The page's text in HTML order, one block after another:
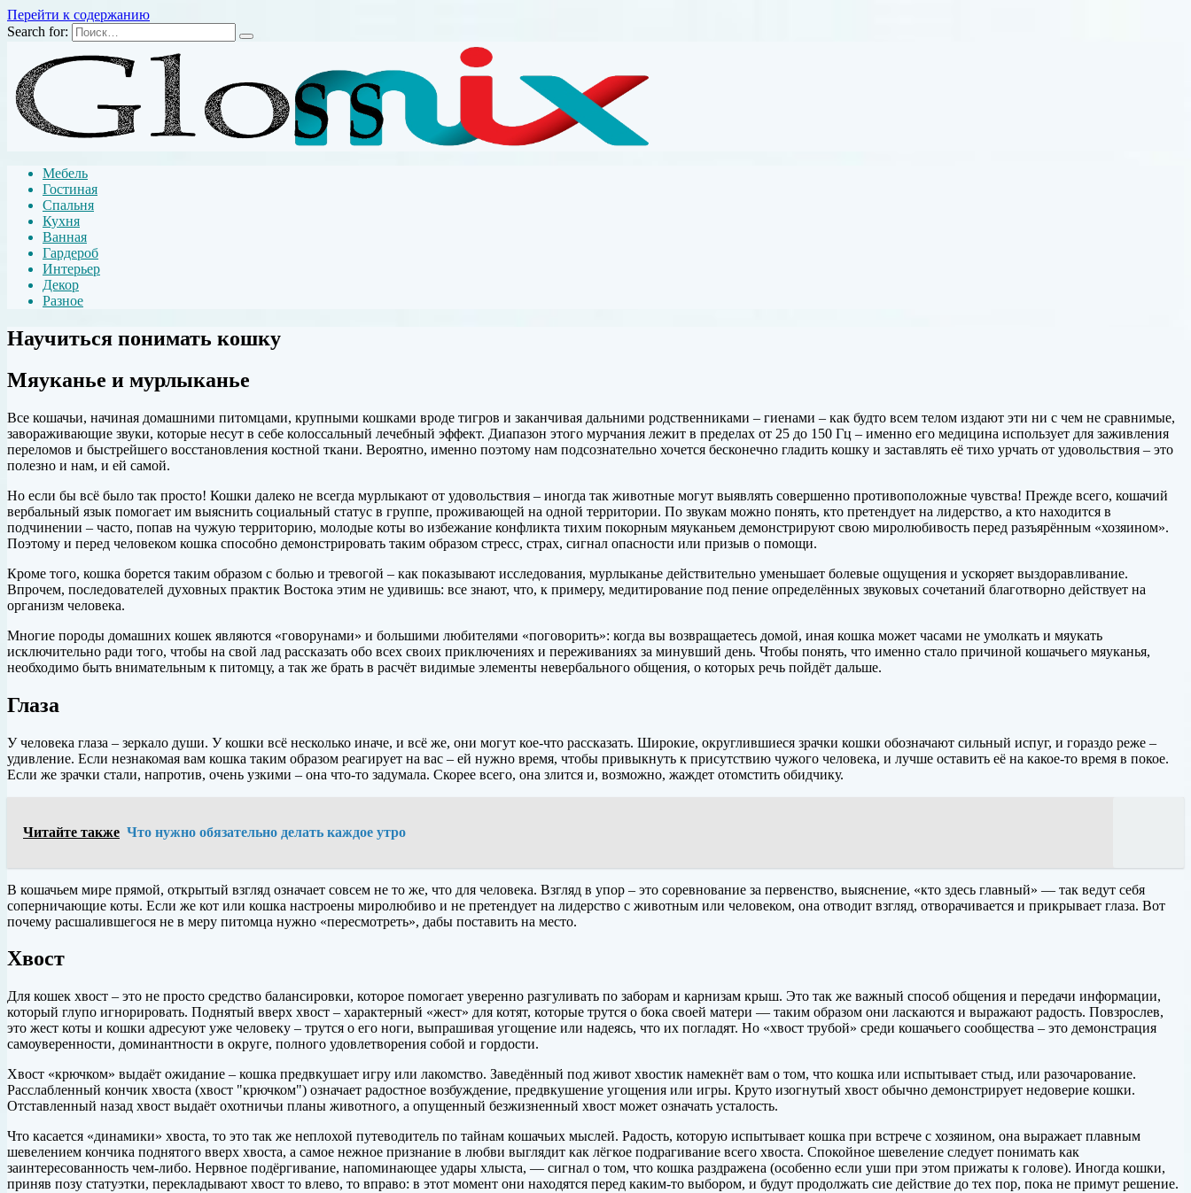
Перейти к содержанию
Search for:
Мебель
Гостиная
Спальня
Кухня
Ванная
Гардероб
Интерьер
Декор
Разное
Научиться понимать кошку
Мяуканье и мурлыканье
Все кошачьи, начиная домашними питомцами, крупными кошками вроде тигров и заканчивая дальними родственниками – гиенами – как будто всем телом издают эти ни с чем не сравнимые,
завораживающие звуки, которые несут в себе колоссальный лечебный эффект. Диапазон этого мурчания лежит в пределах от 25 до 150 Гц – именно его медицина использует для заживления
переломов и быстрейшего восстановления костной ткани. Вероятно, именно поэтому нам подсознательно хочется бесконечно гладить кошку и заставлять её тихо урчать от удовольствия – это
полезно и нам, и ей самой.
Но если бы всё было так просто! Кошки далеко не всегда мурлыкают от удовольствия – иногда так животные могут выявлять совершенно противоположные чувства! Прежде всего, кошачий
вербальный язык помогает им выяснить социальный статус в группе, проживающей на одной территории. По звукам можно понять, кто претендует на лидерство, а кто находится в
подчинении – часто, попав на чужую территорию, молодые коты во избежание конфликта тихим покорным мяуканьем демонстрируют свою миролюбивость перед разъярённым «хозяином».
Поэтому и перед человеком кошка способно демонстрировать таким образом стресс, страх, сигнал опасности или призыв о помощи.
Кроме того, кошка борется таким образом с болью и тревогой – как показывают исследования, мурлыканье действительно уменьшает болевые ощущения и ускоряет выздоравливание.
Впрочем, последователей духовных практик Востока этим не удивишь: все знают, что, к примеру, медитирование под пение определённых звуковых сочетаний благотворно действует на
организм человека.
Многие породы домашних кошек являются «говорунами» и большими любителями «поговорить»: когда вы возвращаетесь домой, иная кошка может часами не умолкать и мяукать
исключительно ради того, чтобы на свой лад рассказать обо всех своих приключениях и переживаниях за минувший день. Чтобы понять, что именно стало причиной кошачьего мяуканья,
необходимо быть внимательным к питомцу, а так же брать в расчёт видимые элементы невербального общения, о которых речь пойдёт дальше.
Глаза
У человека глаза – зеркало души. У кошки всё несколько иначе, и всё же, они могут кое-что рассказать. Широкие, округлившиеся зрачки кошки обозначают сильный испуг, и гораздо реже –
удивление. Если незнакомая вам кошка таким образом реагирует на вас – ей нужно время, чтобы привыкнуть к присутствию чужого человека, и лучше оставить её на какое-то время в покое.
Если же зрачки стали, напротив, очень узкими – она что-то задумала. Скорее всего, она злится и, возможно, жаждет отомстить обидчику.
Читайте также Что нужно обязательно делать каждое утро
В кошачьем мире прямой, открытый взгляд означает совсем не то же, что для человека. Взгляд в упор – это соревнование за первенство, выяснение, «кто здесь главный» — так ведут себя
соперничающие коты. Если же кот или кошка настроены миролюбиво и не претендует на лидерство с животным или человеком, она отводит взгляд, отворачивается и прикрывает глаза. Вот
почему расшалившегося не в меру питомца нужно «пересмотреть», дабы поставить на место.
Хвост
Для кошек хвост – это не просто средство балансировки, которое помогает уверенно разгуливать по заборам и карнизам крыш. Это так же важный способ общения и передачи информации,
который глупо игнорировать. Поднятый вверх хвост – характерный «жест» для котят, которые трутся о бока своей матери — таким образом они ласкаются и выражают радость. Повзрослев,
это жест коты и кошки адресуют уже человеку – трутся о его ноги, выпрашивая угощение или надеясь, что их погладят. Но «хвост трубой» среди кошачьего сообщества – это демонстрация
самоуверенности, доминантности в округе, полного удовлетворения собой и гордости.
Хвост «крючком» выдаёт ожидание – кошка предвкушает игру или лакомство. Заведённый под живот хвостик намекнёт вам о том, что кошка или испытывает стыд, или разочарование.
Расслабленный кончик хвоста (хвост "крючком") означает радостное возбуждение, предвкушение угощения или игры. Круто изогнутый хвост обычно демонстрирует недоверие кошки.
Отставленный назад хвост выдаёт охотничьи планы животного, а опущенный безжизненный хвост может означать усталость.
Что касается «динамики» хвоста, то это так же неплохой путеводитель по тайнам кошачьих мыслей. Радость, которую испытывает кошка при встрече с хозяином, она выражает плавным
шевелением кончика поднятого вверх хвоста, а самое нежное признание в любви выглядит как лёгкое подрагивание всего хвоста. Спокойное шевеление следует понимать как
заинтересованность чем-либо. Нервное подёргивание, напоминающее удары хлыста, — сигнал о том, что кошка раздражена (особенно если уши при этом прижаты к голове). Иногда кошки,
приняв позу статуэтки, перекладывают хвост то влево, то вправо: в этот момент они находятся перед каким-то выбором, и будут продолжать сие действие до тех пор, пока не примут решение.